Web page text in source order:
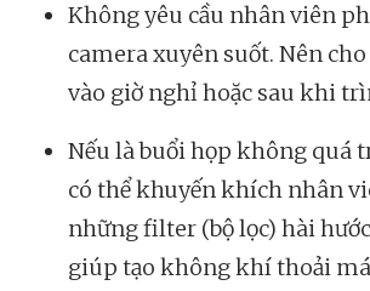
Không yêu cầu nhân viên
camera xuyên suốt. Nên
vào giờ nghỉ hoặc sau khi
Nếu là buổi họp không quá
có thể khuyến khích nhân
những filter (bộ lọc) hài
giúp tạo không khí thoải